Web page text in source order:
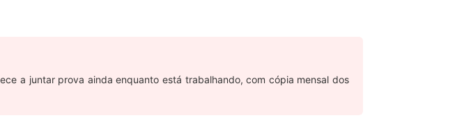
a juntar prova ainda enquanto está trabalhando, com cópia mensal dos